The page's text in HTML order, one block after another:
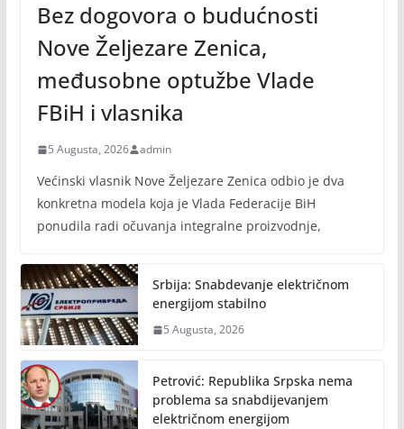
Bez dogovora o budućnosti
Nove Željezare Zenica,
međusobne optužbe Vlade
FBiH i vlasnika
5 Augusta, 2026 admin
Većinski vlasnik Nove Željezare Zenica odbio je dva
konkretna modela koja je Vlada Federacije BiH
ponudila radi očuvanja integralne proizvodnje,
Srbija: Snabdevanje električnom
energijom stabilno
5 Augusta, 2026
Petrović: Republika Srpska nema
problema sa snabdijevanjem
električnom energijom